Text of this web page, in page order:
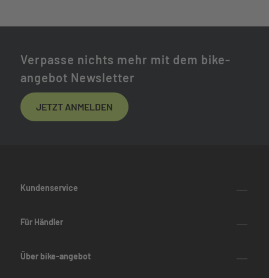
Verpasse nichts mehr mit dem bike-
angebot Newsletter
JETZT ANMELDEN
Kundenservice
Für Händler
Über bike-angebot